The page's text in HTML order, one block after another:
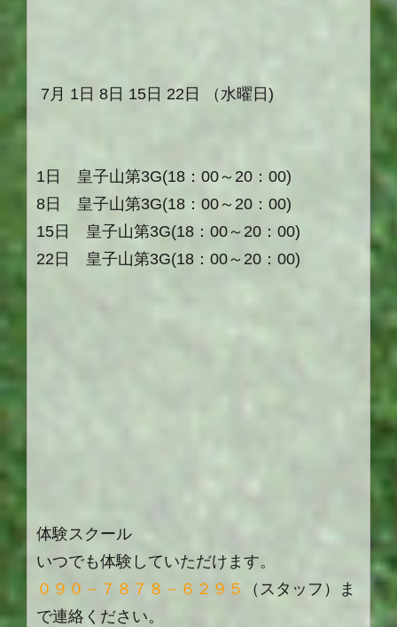
7 月 1 日 8 日 15 日 22 日 （水曜日 )
1日 皇子山第3G(18：00～20：00)
8日 皇子山第3G(18：00～20：00)
15日 皇子山第3G(18：00～20：00)
22日 皇子山第3G(18：00～20：00)
体験スクール
いつでも体験していただけます。
０９０－７８７８－６２９５
（スタッフ）ま
で連絡ください。